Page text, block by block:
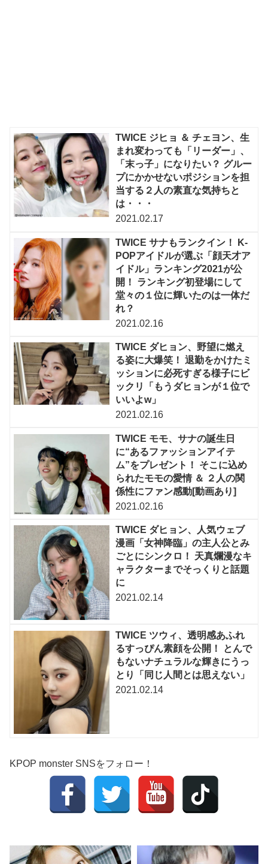
TWICE ジヒョ ＆ チェヨン、生
まれ変わっても「リーダー」、
「末っ子」になりたい？ グルー
プにかかせないポジションを担
当する２人の素直な気持ちと
は・・・
2021.02.17
TWICE サナもランクイン！ K-
POPアイドルが選ぶ「顔天才ア
イドル」ランキング2021が公
開！ ランキング初登場にして
堂々の１位に輝いたのは一体だ
れ？
2021.02.16
TWICE ダヒョン、野望に燃え
る姿に大爆笑！ 退勤をかけたミ
ッションに必死すぎる様子にビ
ックリ「もうダヒョンが１位で
いいよw」
2021.02.16
TWICE モモ、サナの誕生日
に“あるファッションアイテ
ム”をプレゼント！ そこに込め
られたモモの愛情 ＆ ２人の関
係性にファン感動[動画あり]
2021.02.16
TWICE ダヒョン、人気ウェブ
漫画「女神降臨」の主人公とみ
ごとにシンクロ！ 天真爛漫なキ
ャラクターまでそっくりと話題
に
2021.02.14
TWICE ツウィ、透明感あふれ
るすっぴん素顔を公開！ とんで
もないナチュラルな輝きにうっ
とり「同じ人間とは思えない」
2021.02.14
KPOP monster SNSをフォロー！